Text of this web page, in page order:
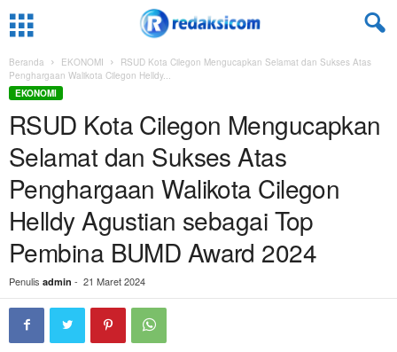
Beranda EKONOMI
RSUD Kota Cilegon Mengucapkan Selamat dan Sukses Atas
Penghargaan Walikota Cilegon Helldy...
EKONOMI
RSUD Kota Cilegon Mengucapkan
Selamat dan Sukses Atas
Penghargaan Walikota Cilegon
Helldy Agustian sebagai Top
Pembina BUMD Award 2024
Penulis admin - 21 Maret 2024